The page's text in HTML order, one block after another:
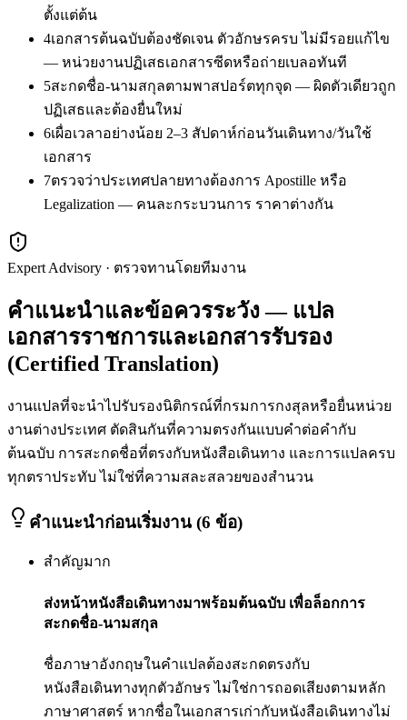
ตั้งแต่ต้น
4เอกสารต้นฉบับต้องชัดเจน ตัวอักษรครบ ไม่มีรอยแก้ไข
— หน่วยงานปฏิเสธเอกสารซีดหรือถ่ายเบลอทันที
5สะกดชื่อ-นามสกุลตามพาสปอร์ตทุกจุด — ผิดตัวเดียวถูก
ปฏิเสธและต้องยื่นใหม่
6เผื่อเวลาอย่างน้อย 2–3 สัปดาห์ก่อนวันเดินทาง/วันใช้
เอกสาร
7ตรวจว่าประเทศปลายทางต้องการ Apostille หรือ
Legalization — คนละกระบวนการ ราคาต่างกัน
Expert Advisory · ตรวจทานโดยทีมงาน
คำแนะนำและข้อควรระวัง — แปล
เอกสารราชการและเอกสารรับรอง
(Certified Translation)
งานแปลที่จะนำไปรับรองนิติกรณ์ที่กรมการกงสุลหรือยื่นหน่วย
งานต่างประเทศ ตัดสินกันที่ความตรงกันแบบคำต่อคำกับ
ต้นฉบับ การสะกดชื่อที่ตรงกับหนังสือเดินทาง และการแปลครบ
ทุกตราประทับ ไม่ใช่ที่ความสละสลวยของสำนวน
คำแนะนำก่อนเริ่มงาน (6 ข้อ)
สำคัญมาก
ส่งหน้าหนังสือเดินทางมาพร้อมต้นฉบับ เพื่อล็อกการ
สะกดชื่อ-นามสกุล
ชื่อภาษาอังกฤษในคำแปลต้องสะกดตรงกับ
หนังสือเดินทางทุกตัวอักษร ไม่ใช่การถอดเสียงตามหลัก
ภาษาศาสตร์ หากชื่อในเอกสารเก่ากับหนังสือเดินทางไม่